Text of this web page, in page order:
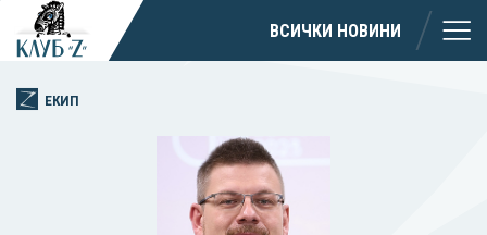
ВСИЧКИ НОВИНИ
ЕКИП